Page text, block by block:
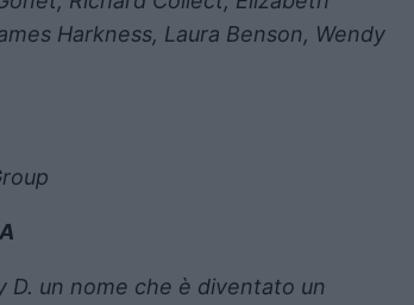
Harkness, Laura Benson, Wendy
D. un nome che è diventato un